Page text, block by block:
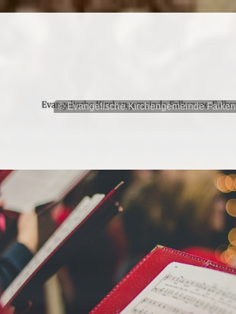
© Evangelische Kirchengemeinde